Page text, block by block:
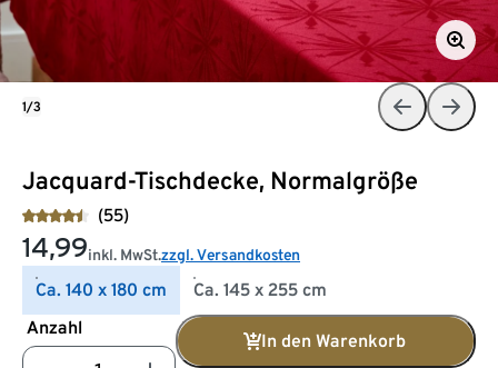
Jacquard-Tischdecke, Normalgröße
(55)
14,99inkl. MwSt.zzgl. Versandkosten
Ca. 140 x 180 cm
Ca. 145 x 255 cm
Anzahl
In den Warenkorb
1/3